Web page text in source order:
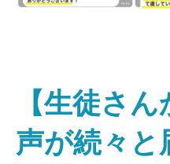
【生徒さ
声が続々と